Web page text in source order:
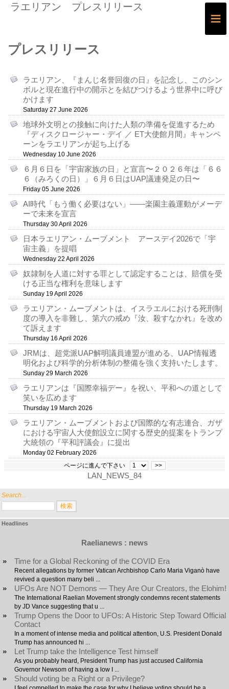
ラエリアン プレスリリース
≡
Search...
Headlines
Raelianews : news
» Time for a Global Reckoning of the COVID Era
Recent allegations by former Vatican Archbishop Carlo Maria Viganò have
revived a question many beli ...
» UFOs Are NOT Demons — They Are Our Creators, the Elohim!
The International Raelian Movement strongly condemns recent statements
by JD Vance suggesting that u ...
»
Trump Opens the Door to UFOs: A Historic Step Toward Official
Contact
In a moment of intense media and political attention, U.S. President Donald
Trump has announced hi ...
» Let Trump take the Intelligence Test himself
As you probably heard, President Trump has just accused California
Governor Newsom of having a low I ...
» Should voting be a Right or a Privilege?
プレスリリース
ラエリアン、『まんじ名誉回復の日』を記念し、このシン
ボルと現在進行中の開示とを結びつけるよう世界中に呼び
かけます
Saturday 27 June 2026
地球外文明との接触に向けた人類の準備を促進するため
『ディスクロージャー・デイ ／ ET大使館月間』キャンペ
ーンをラエリアンが起ち上げる
Wednesday 10 June 2026
６月６日を「宇宙家族の日」と宣言〜２０２６年は「６６
６（みろくの日）」６月６日はUAP議連発足の日〜
Friday 05 June 2026
AI時代「もう働く必要はない」――楽園主義運動がメーデ
ーで未来を宣言
Thursday 30 April 2026
日本ラエリアン・ムーブメント アースデイ2026で「宇
宙主義」を提唱
Wednesday 22 April 2026
奴隷制を人道に対する罪として認定することは、賠償を受
ける正当な権利を意味します
Sunday 19 April 2026
ラエリアン・ムーブメントは、イスラエルにおける死刑制
度の導入を非難し、第六の戒め『汝、殺すなかれ』を改め
て訴えます
Thursday 16 April 2026
JRMは、超党派UAP解明議員連盟が進める、UAP情報透
明化および科学的分析体制の整備を強く支持いたします。
Sunday 29 March 2026
ラエリアンは『国際幸福デー』を祝い、平和への道として
笑いを広めます
Thursday 19 March 2026
ラエリアン・ムーブメントおよび国際的な有志連合、ガザ
における宇宙人大使館設立に関する歴史的提案をトランプ
大統領の『平和評議会』に提出
Monday 02 February 2026
ページに進んで下さい
>>
LAN_NEWS_84